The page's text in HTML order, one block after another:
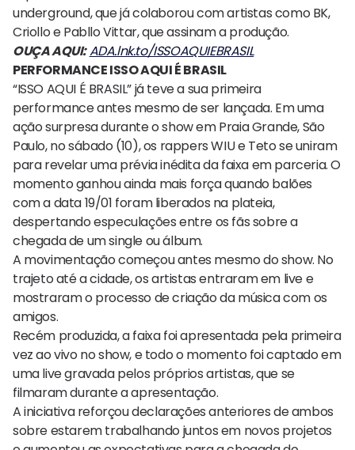
underground, que já colaborou com artistas como BK,
Criollo e Pabllo Vittar, que assinam a produção.
OUÇA AQUI:ADA.lnk.to/ISSOAQUIEBRASIL
PERFORMANCE ISSO AQUI É BRASIL
“ISSO AQUI É BRASIL” já teve a sua primeira
performance antes mesmo de ser lançada. Em uma
ação surpresa durante o show em Praia Grande, São
Paulo, no sábado (10), os rappers WIU e Teto se uniram
para revelar uma prévia inédita da faixa em parceria. O
momento ganhou ainda mais força quando balões
com a data 19/01 foram liberados na plateia,
despertando especulações entre os fãs sobre a
chegada de um single ou álbum.
A movimentação começou antes mesmo do show. No
trajeto até a cidade, os artistas entraram em live e
mostraram o processo de criação da música com os
amigos.
Recém produzida, a faixa foi apresentada pela primeira
vez ao vivo no show, e todo o momento foi captado em
uma live gravada pelos próprios artistas, que se
filmaram durante a apresentação.
A iniciativa reforçou declarações anteriores de ambos
sobre estarem trabalhando juntos em novos projetos